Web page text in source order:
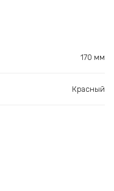
170 мм
Красный